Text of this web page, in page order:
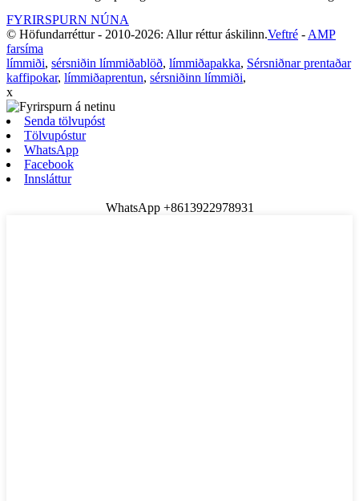
FYRIRSPURN NÚNA
© Höfundarréttur - 2010-2026: Allur réttur áskilinn.Veftré -AMP
farsíma
límmiði, sérsniðin límmiðablöð, límmiðapakka, Sérsniðnar prentaðar
kaffipokar, límmiðaprentun, sérsniðinn límmiði,
x
Senda tölvupóst
Tölvupóstur
WhatsApp
Facebook
Innsláttur
WhatsApp +8613922978931